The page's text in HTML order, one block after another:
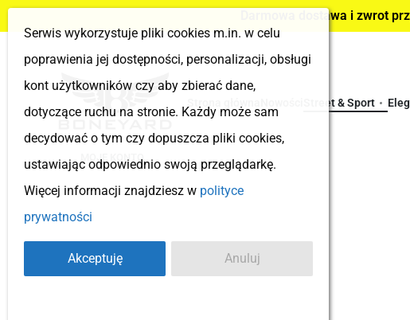
Darmowa dostawa i zwrot
Street & Sport
MOJE KONTO
Serwis wykorzystuje pliki cookies m.in. w celu
poprawienia jej dostępności, personalizacji, obsługi
kont użytkowników czy aby zbierać dane,
dotyczące ruchu na stronie. Każdy może sam
decydować o tym czy dopuszcza pliki cookies,
ustawiając odpowiednio swoją przeglądarkę.
Więcej informacji znajdziesz w polityce
prywatności
Akceptuję Anuluj